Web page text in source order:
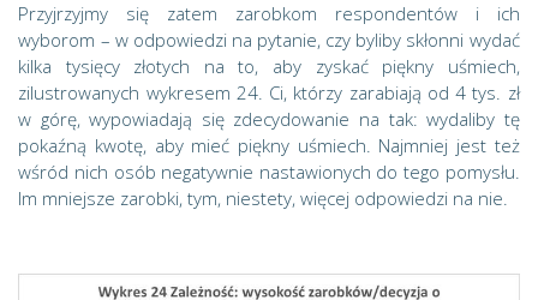
Przyjrzyjmy się zatem zarobkom respondentów i ich
wyborom – w odpowiedzi na pytanie, czy byliby skłonni wydać
kilka tysięcy złotych na to, aby zyskać piękny uśmiech,
zilustrowanych wykresem 24. Ci, którzy zarabiają od 4 tys. zł
w górę, wypowiadają się zdecydowanie na tak: wydaliby tę
pokaźną kwotę, aby mieć piękny uśmiech. Najmniej jest też
wśród nich osób negatywnie nastawionych do tego pomysłu.
Im mniejsze zarobki, tym, niestety, więcej odpowiedzi na nie.